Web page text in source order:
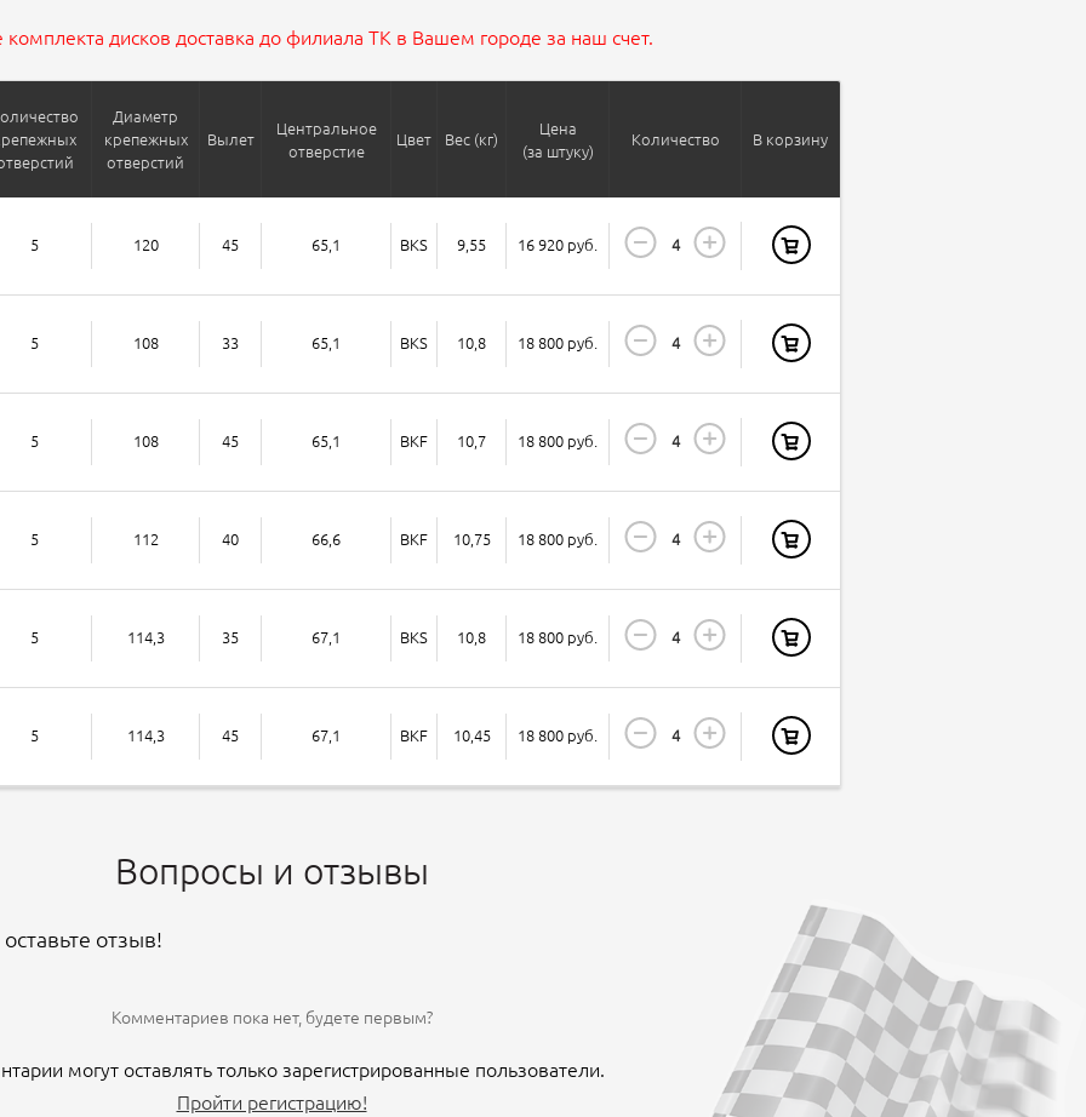
дисков доставка до филиала ТК в Вашем городе за наш счет.
Диаметр
крепежных
отверстий
Вылет
Центральное
отверстие
Цвет Вес (кг)
Цена
(за штуку)
Количество В корзину
5 120 45 65,1 BKS 9,55 16 920 руб.
5 108 33 65,1 BKS 10,8 18 800 руб.
5 108 45 65,1 BKF 10,7 18 800 руб.
5 112 40 66,6 BKF 10,75 18 800 руб.
5 114,3 35 67,1 BKS 10,8 18 800 руб.
5 114,3 45 67,1 BKF 10,45 18 800 руб.
Вопросы и отзывы
отзыв!
Комментариев пока нет, будете первым?
могут оставлять только зарегистрированные пользователи.
Пройти регистрацию!